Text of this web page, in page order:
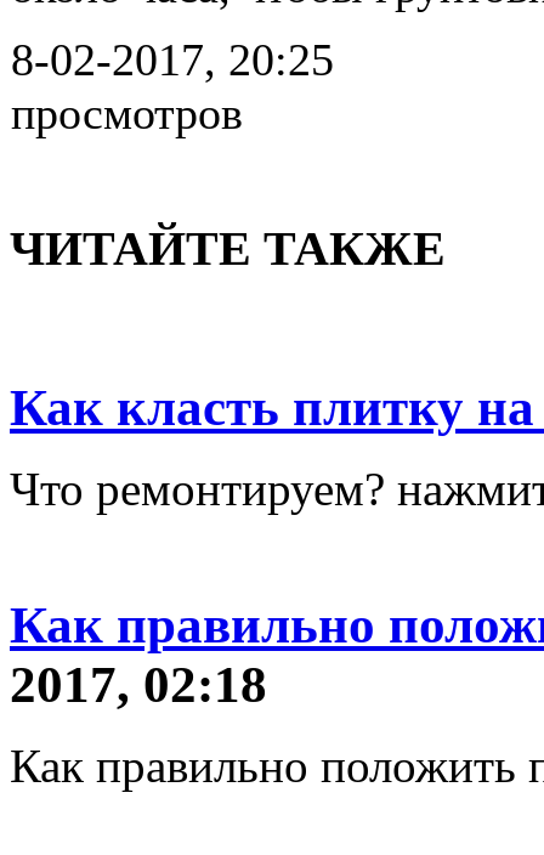
8-02-2017, 20:25
просмотров
ЧИТАЙТЕ ТАКЖЕ
Как класть плитку на
Что ремонтируем?
Как правильно
2017, 02:18
Как правильно положить